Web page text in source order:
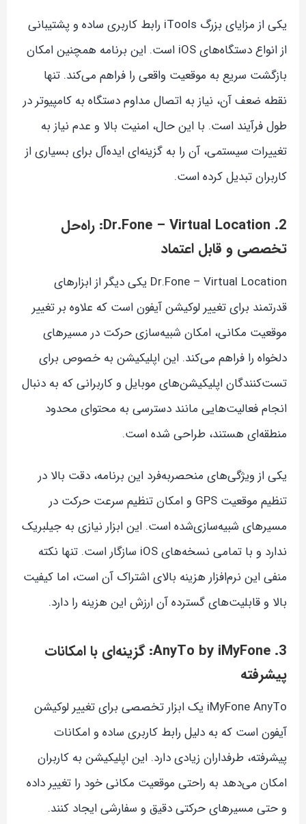
یکی از مزایای بزرگ iTools رابط کاربری ساده و پشتیبانی
از انواع دستگاه‌های iOS است. این برنامه همچنین امکان
بازگشت سریع به موقعیت واقعی را فراهم می‌کند. تنها
نقطه ضعف آن، نیاز به اتصال مداوم دستگاه به کامپیوتر در
طول فرآیند است. با این حال، امنیت بالا و عدم نیاز به
تغییرات سیستمی، آن را به گزینه‌ای ایده‌آل برای بسیاری از
کاربران تبدیل کرده است.
2. Dr.Fone – Virtual Location: راه‌حل
تخصصی و قابل اعتماد
Dr.Fone – Virtual Location یکی دیگر از ابزارهای
قدرتمند برای تغییر لوکیشن آیفون است که علاوه بر تغییر
موقعیت مکانی، امکان شبیه‌سازی حرکت در مسیرهای
دلخواه را فراهم می‌کند. این اپلیکیشن به خصوص برای
تست‌کنندگان اپلیکیشن‌های موبایل و کاربرانی که به دنبال
انجام فعالیت‌هایی مانند دسترسی به محتوای محدود
منطقه‌ای هستند، طراحی شده است.
یکی از ویژگی‌های منحصر‌به‌فرد این برنامه، دقت بالا در
تنظیم موقعیت GPS و امکان تنظیم سرعت حرکت در
مسیرهای شبیه‌سازی‌شده است. این ابزار نیازی به جیلبریک
ندارد و با تمامی نسخه‌های iOS سازگار است. تنها نکته
منفی این نرم‌افزار هزینه بالای اشتراک آن است، اما کیفیت
بالا و قابلیت‌های گسترده آن ارزش این هزینه را دارد.
3. AnyTo by iMyFone: گزینه‌ای با امکانات
پیشرفته
iMyFone AnyTo یک ابزار تخصصی برای تغییر لوکیشن
آیفون است که به دلیل رابط کاربری ساده و امکانات
پیشرفته، طرفداران زیادی دارد. این اپلیکیشن به کاربران
امکان می‌دهد به راحتی موقعیت مکانی خود را تغییر داده
و حتی مسیرهای حرکتی دقیق و سفارشی ایجاد کنند.